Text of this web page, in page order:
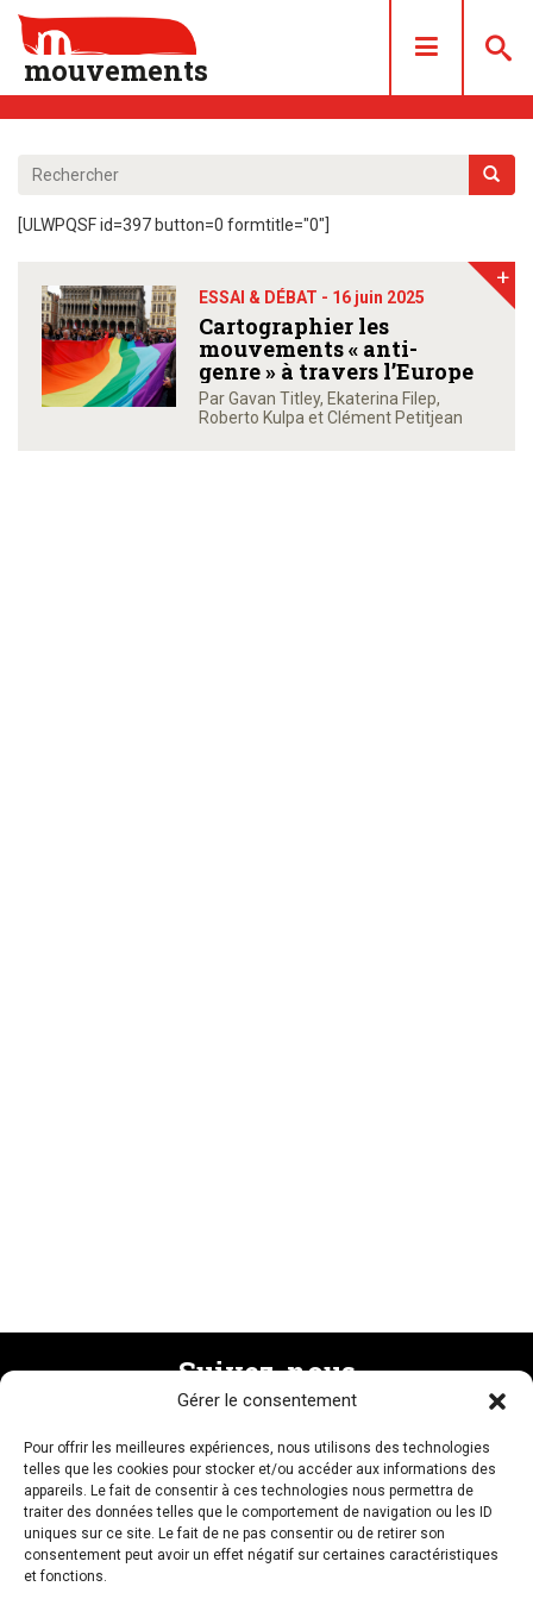
Gérer le consentement
Pour offrir les meilleures expériences, nous utilisons des technologies
telles que les cookies pour stocker et/ou accéder aux informations des
appareils. Le fait de consentir à ces technologies nous permettra de
traiter des données telles que le comportement de navigation ou les ID
uniques sur ce site. Le fait de ne pas consentir ou de retirer son
consentement peut avoir un effet négatif sur certaines caractéristiques
et fonctions.
mouvements
LES NUMÉROS
ACHAT/ABONNEMENT
CONTACT
[ULWPQSF id=397 button=0 formtitle="0"]
ESSAI & DÉBAT - 16 juin 2025
Cartographier les
mouvements « anti-
genre » à travers l’Europe
Par Gavan Titley, Ekaterina Filep,
Roberto Kulpa et Clément Petitjean
+
Suivez-nous
Recevez la newsletter